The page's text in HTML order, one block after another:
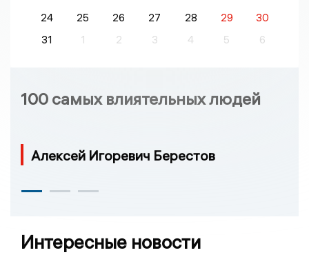
24
25 26 27 28 29
30
31
1 2 3 4 5 6
100 самых влиятельных людей
Алексей Игоревич Берестов
Интересные новости